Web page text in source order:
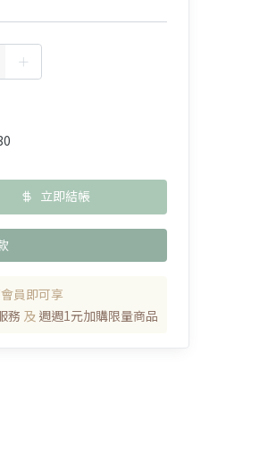
立即結帳
員即可享
務 及 週週1元加購限量商品